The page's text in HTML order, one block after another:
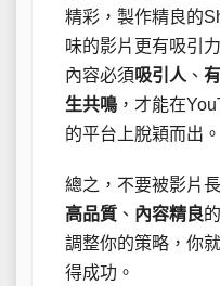
精彩，製作精良的
味的影片更有吸引
內容必須吸引人、
生共鳴 ，才能在
的平台上脫穎而出。
總之，不要被影片
高品質 、 內容精良
調整你的策略，你
得成功。